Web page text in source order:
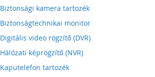
Biztonsági kamera tartozék
Biztonságtechnikai monitor
Digitális video rögzítő (DVR)
Hálózati képrögzítő (NVR)
Kaputelefon tartozék